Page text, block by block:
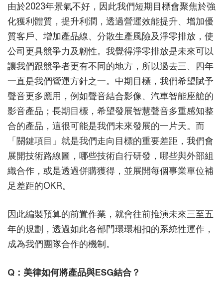
由於2023年景氣不好，因此我們短期目標會聚焦於強
化獲利體質，提升利潤，透過營運效能提升、增加優
質客戶、增加產品線、分散生產風險及淨零排放，使
公司更具競爭力及韌性。我覺得淨零排放是未來可以
讓我們跟競爭者更有不同的地方，所以過去三、四年
一直是我們營運方針之一。中期目標，我們希望賦予
聲音更多應用，例如聲音結合影像、汽車智能座艙的
影音產品；長期目標，希望發展智慧聲音多重感知整
合的產品，這很可能是我們未來發展的一片天。而
「關鍵項目」就是我們走向目標的重要差距，我們會
展開技術路線圖，哪些技術自行研發，哪些與外部組
織合作，或是透過併購獲得，並展開每個事業單位補
足差距的OKR。
因此編製預算的前置作業，就會往前推演未來三至五
年的規劃，透過如此各部門環環相扣的系統性運作，
成為我們團隊合作的機制。
Q：美律如何將產品與ESG結合？